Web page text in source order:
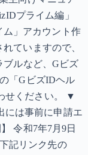
プライム編」
」アカウント作
ていますので、
ルなど、Gビズ
「GビズIDヘル
せください。 ▼
には事前に申請エ
令和7年7月9日
記リンク先の